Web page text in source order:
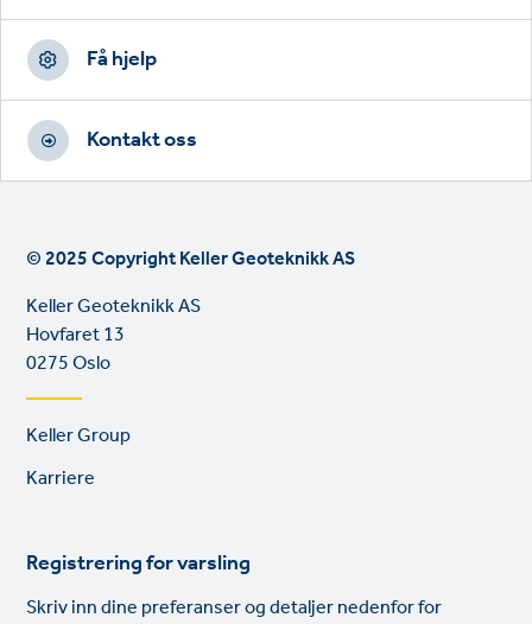
Få hjelp
Kontakt oss
© 2025 Copyright Keller Geoteknikk AS
Keller Geoteknikk AS
Hovfaret 13
0275 Oslo
Footer
links
Keller Group
Karriere
Registrering for varsling
Skriv inn dine preferanser og detaljer nedenfor for